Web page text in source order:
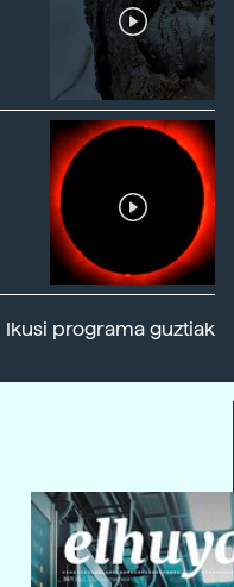
Ikusi programa guztiak